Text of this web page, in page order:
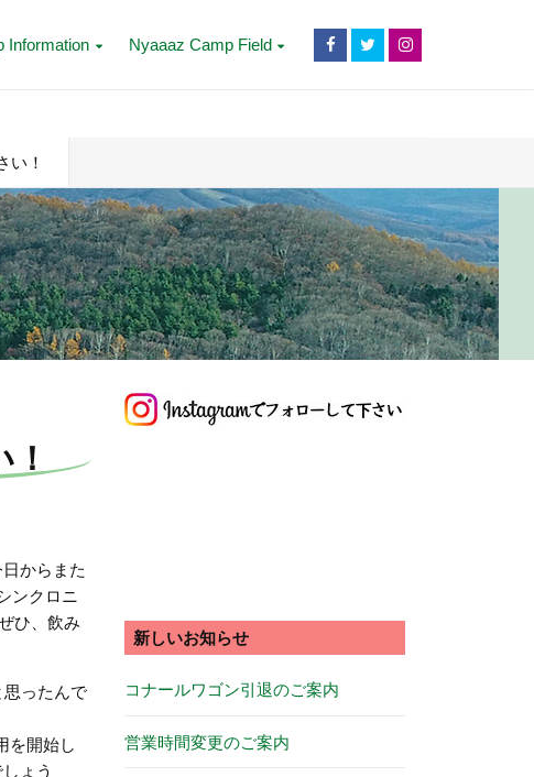
Information Nyaaaz Camp Field
い！
からまた
ンクロニ
ひ、飲み
ったんで
を開始し
ょう
新しいお知らせ
コナールワゴン引退のご案内
営業時間変更のご案内